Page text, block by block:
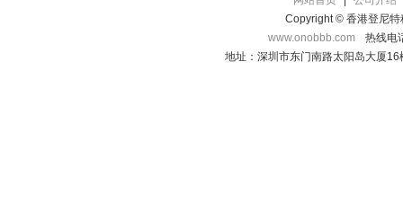
Copyright © 香港登尼特
www.onobbb.com
热线电
地址：深圳市东门南路太阳岛大厦